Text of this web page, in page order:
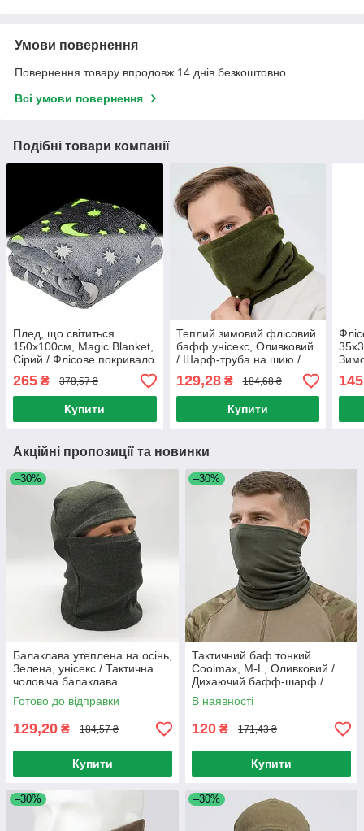
Умови повернення
Повернення товару впродовж 14 днів безкоштовно
Всі умови повернення
Подібні товари компанії
Плед, що світиться
150х100см, Magic Blanket,
Сірий / Флісове покривало
світиться в темряві
265 ₴ 378,57 ₴
Купити
Теплий зимовий флісовий
бафф унісекс, Оливковий
/ Шарф-труба на шию /
129,28₴ 184,68 ₴
Купити
145
Акційні пропозиції та новинки
–30%
Балаклава утеплена на осінь,
Зелена, унісекс / Тактична
чоловіча балаклава
підшоломник
Готово до відправки
129,20 ₴ 184,57 ₴
Купити
–30%
Тактичний баф тонкий
Coolmax, M-L, Оливковий /
Дихаючий бафф-шарф /
Літний бафф / Тактичний
шарф-труба
В наявності
120 ₴ 171,43 ₴
Купити
–30% –30%